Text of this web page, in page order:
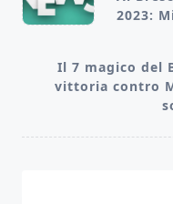
subtitle
reader-
text">Page</
2023:
Il 7 magico del
vittoria contro